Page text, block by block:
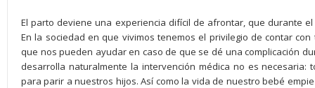
El parto deviene una experiencia difícil de afrontar, que durante
En la sociedad en que vivimos tenemos el privilegio de contar
que nos pueden ayudar en caso de que se dé una complicación
desarrolla naturalmente la intervención médica no es necesaria:
para parir a nuestros hijos. Así como la vida de nuestro bebé